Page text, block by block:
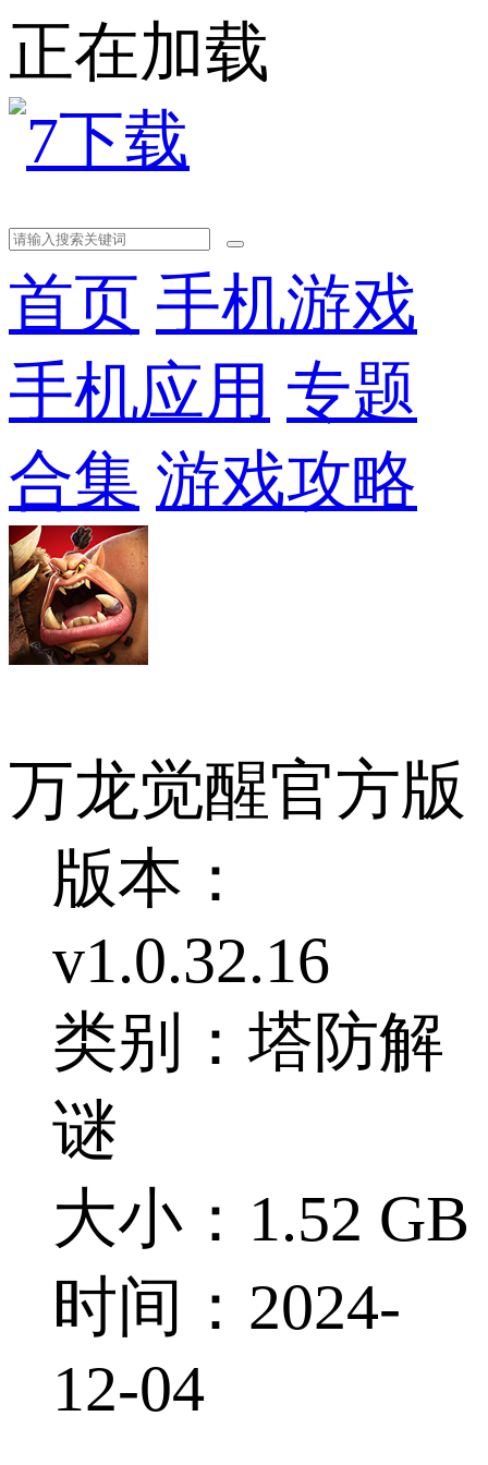
正在加载
首页 手机游戏
手机应用 专题
合集 游戏攻略
万龙觉醒官方版
版本：
v1.0.32.16
类别：塔防解
谜
大小：1.52 GB
时间：2024-
12-04